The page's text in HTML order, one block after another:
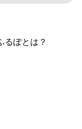
るぽとは？